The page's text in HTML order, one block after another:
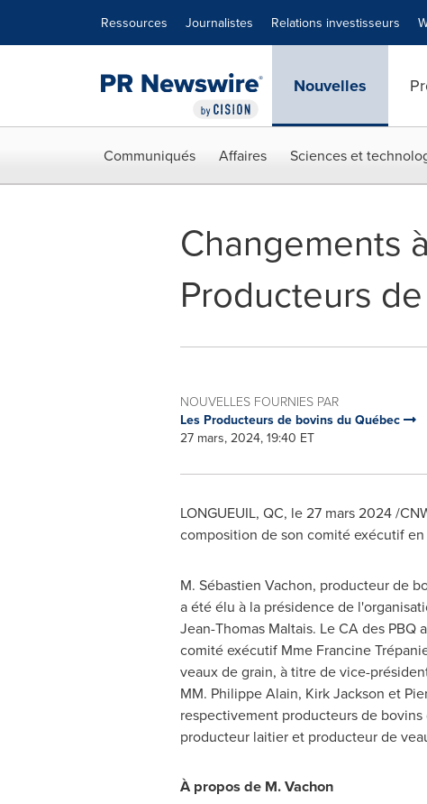
Ressources Journalistes Relations investisseurs
Nouvelles
Communiqués Affaires Sciences et
Changements
Producteurs
NOUVELLES FOURNIES PAR
Les Producteurs de bovins du Québec
27 mars, 2024, 19:40 ET
LONGUEUIL, QC, le 27 mars 2024/
composition de son comité exécutif
M. Sébastien Vachon, producteur de
a été élu à la présidence de
Jean-Thomas Maltais. Le CA des PBQ
comité exécutif Mme Francine
veaux de grain, à titre de vice-
MM. Philippe Alain, Kirk Jackson et
respectivement producteurs de
producteur laitier et producteur de
À propos de M. Vachon